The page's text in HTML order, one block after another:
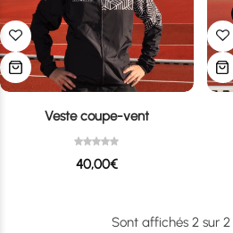
Veste coupe-vent
40,00€
Sont affichés 2 sur 2